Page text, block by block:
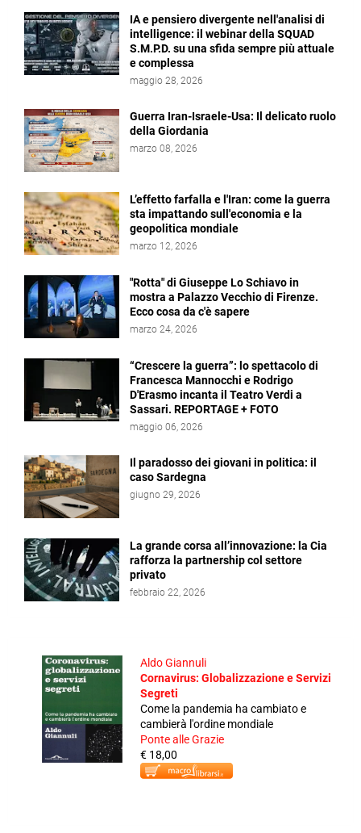
IA e pensiero divergente nell'analisi di
intelligence: il webinar della SQUAD
S.M.P.D. su una sfida sempre più attuale
e complessa
maggio 28, 2026
Guerra Iran-Israele-Usa: Il delicato ruolo
della Giordania
marzo 08, 2026
L’effetto farfalla e l'Iran: come la guerra
sta impattando sull'economia e la
geopolitica mondiale
marzo 12, 2026
"Rotta" di Giuseppe Lo Schiavo in
mostra a Palazzo Vecchio di Firenze.
Ecco cosa da c'è sapere
marzo 24, 2026
“Crescere la guerra”: lo spettacolo di
Francesca Mannocchi e Rodrigo
D'Erasmo incanta il Teatro Verdi a
Sassari. REPORTAGE + FOTO
maggio 06, 2026
Il paradosso dei giovani in politica: il
caso Sardegna
giugno 29, 2026
La grande corsa all’innovazione: la Cia
rafforza la partnership col settore
privato
febbraio 22, 2026
Aldo Giannuli
Cornavirus: Globalizzazione e Servizi
Segreti
Come la pandemia ha cambiato e
cambierà l'ordine mondiale
Ponte alle Grazie
€ 18,00